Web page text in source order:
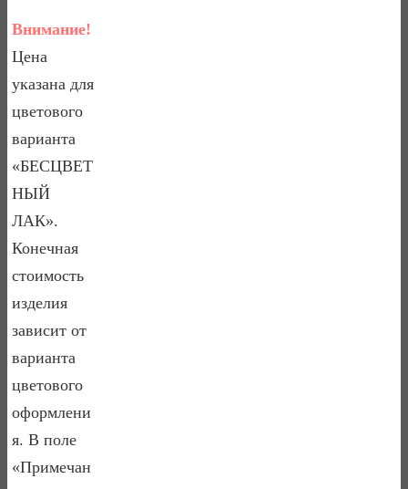
Внимание!
Цена
указана для
цветового
варианта
«БЕСЦВЕТ
НЫЙ
ЛАК».
Конечная
стоимость
изделия
зависит от
варианта
цветового
оформлени
я. В поле
«Примечан